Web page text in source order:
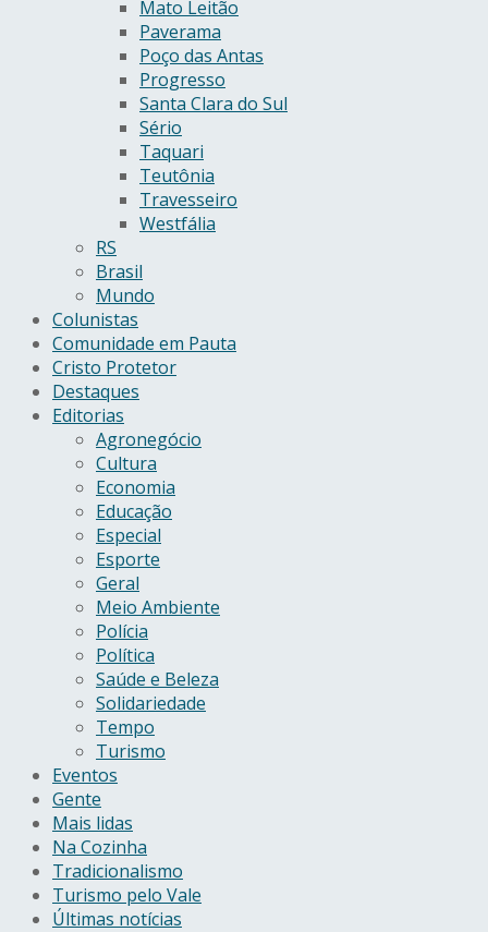
Mato Leitão
Paverama
Poço das Antas
Progresso
Santa Clara do Sul
Sério
Taquari
Teutônia
Travesseiro
Westfália
RS
Brasil
Mundo
Colunistas
Comunidade em Pauta
Cristo Protetor
Destaques
Editorias
Agronegócio
Cultura
Economia
Educação
Especial
Esporte
Geral
Meio Ambiente
Polícia
Política
Saúde e Beleza
Solidariedade
Tempo
Turismo
Eventos
Gente
Mais lidas
Na Cozinha
Tradicionalismo
Turismo pelo Vale
Últimas notícias